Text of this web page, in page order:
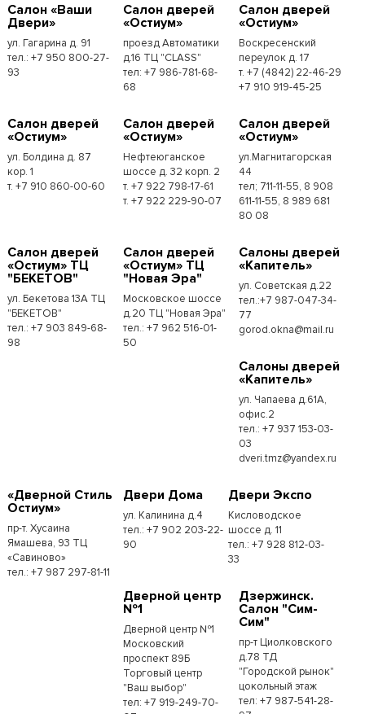
Cалон «Ваши
Двери»
ул. Гагарина д. 91
тел.: +7 950 800-27-
93
Cалон дверей
«Остиум»
проезд Автоматики
д.16 ТЦ "CLASS"
тел: +7 986-781-68-
68
Cалон дверей
«Остиум»
Воскресенский
переулок д. 17
т. +7 (4842) 22-46-29
+7 910 919-45-25
Cалон дверей
«Остиум»
ул. Болдина д. 87
кор. 1
т. +7 910 860-00-60
Cалон дверей
«Остиум»
Нефтеюганское
шоссе д. 32 корп. 2
т. +7 922 798-17-61
т. +7 922 229-90-07
Cалон дверей
«Остиум»
ул.Магнитагорская
44
тел; 711-11-55, 8 908
611-11-55, 8 989 681
80 08
Cалон дверей
«Остиум» ТЦ
"БЕКЕТОВ"
ул. Бекетова 13А ТЦ
"БЕКЕТОВ"
тел.: +7 903 849-68-
98
Cалон дверей
«Остиум» ТЦ
"Новая Эра"
Московское шоссе
д.20 ТЦ "Новая Эра"
тел.: +7 962 516-01-
50
Cалоны дверей
«Капитель»
ул. Советская д.22
тел.:+7 987-047-34-
77
gorod.okna@mail.ru
Cалоны дверей
«Капитель»
ул. Чапаева д.61А,
офис.2
тел.: +7 937 153-03-
03
dveri.tmz@yandex.ru
«Дверной Стиль
Остиум»
пр-т. Хусаина
Ямашева, 93 ТЦ
«Савиново»
тел.: +7 987 297-81-11
Двери Дома
ул. Калинина д.4
тел.: +7 902 203-22-
90
Двери Экспо
Кисловодское
шоссе д. 11
тел.: +7 928 812-03-
33
Дверной центр
№1
Дверной центр №1
Московский
проспект 89Б
Торговый центр
"Ваш выбор"
тел: +7 919-249-70-
Дзержинск.
Салон "Сим-
Сим"
пр-т Циолковского
д.78 ТД
"Городской рынок"
цокольный этаж
тел: +7 987-541-28-